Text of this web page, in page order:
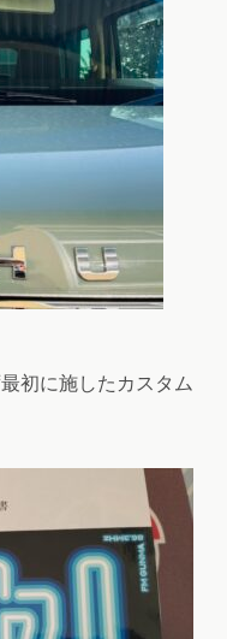
初に施したカスタム